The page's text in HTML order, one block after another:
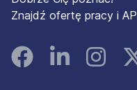
Znajdź ofertę pracy i
FacebookLinked InInstagram